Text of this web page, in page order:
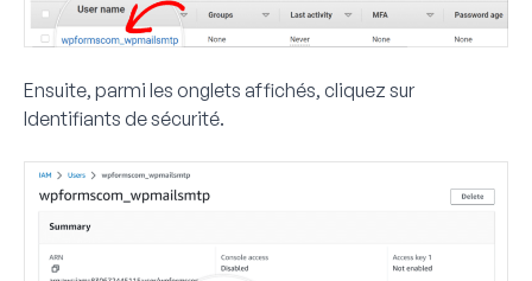
Ensuite, parmi les onglets affichés, cliquez sur
Identifiants de sécurité.